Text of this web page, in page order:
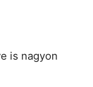
is nagyon